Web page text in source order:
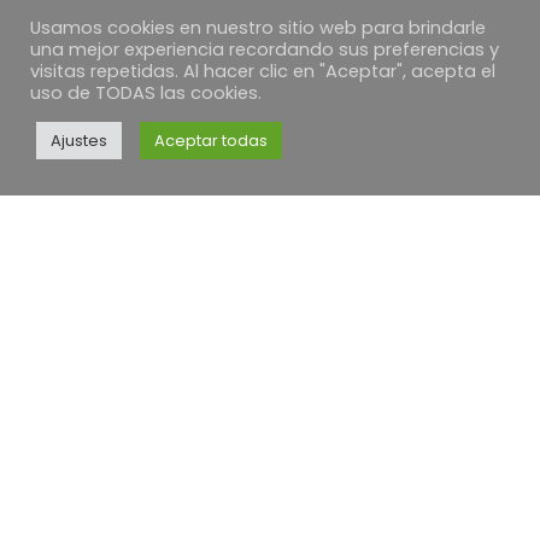
Usamos cookies en nuestro sitio web para brindarle
una mejor experiencia recordando sus preferencias y
visitas repetidas. Al hacer clic en "Aceptar", acepta el
uso de TODAS las cookies.
Ajustes Aceptar todas